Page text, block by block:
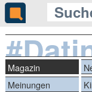
Magazin
Meinungen